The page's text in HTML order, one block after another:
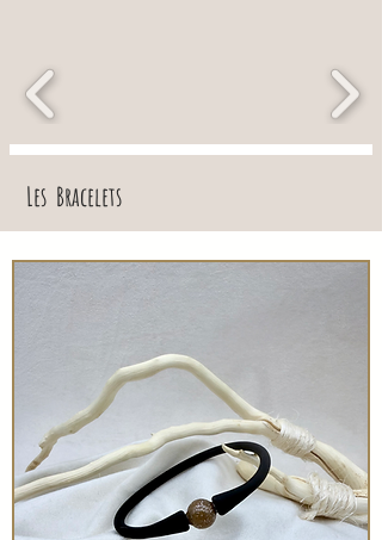
Les Bracelets